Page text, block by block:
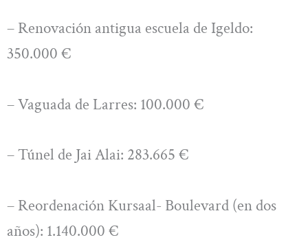
– Renovación antigua escuela de Igeldo:
350.000 €
– Vaguada de Larres: 100.000 €
– Túnel de Jai Alai: 283.665 €
– Reordenación Kursaal- Boulevard (en dos
años): 1.140.000 €